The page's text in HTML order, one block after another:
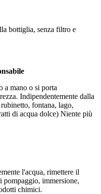
bottiglia, senza filtro e
a mano o si porta
Indipendentemente dalla
fontana, lago,
di acqua dolce) Niente più
l'acqua, rimettere il
pompaggio, immersione,
chimici.